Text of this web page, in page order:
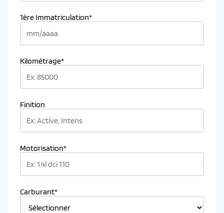
1ère Immatriculation*
Kilométrage*
Finition
Motorisation*
Carburant*